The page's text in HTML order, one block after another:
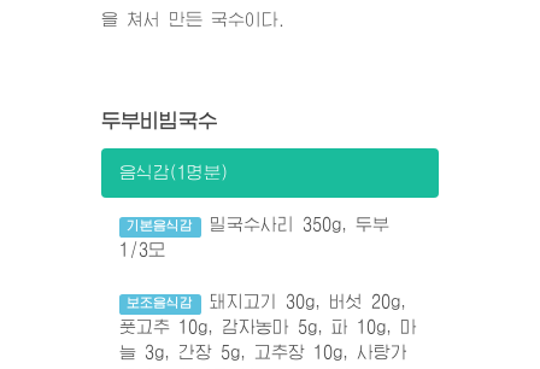
을 쳐서 만든 국수이다.
두부비빔국수
음식감(1명분)
기본음식감
밀국수사리 350g, 두부
1/3모
보조음식감
돼지고기 30g, 버섯 20g,
풋고추 10g, 감자농마 5g, 파 10g, 마
늘 3g, 간장 5g, 고추장 10g, 사탕가